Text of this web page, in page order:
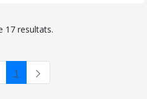
17 resultats.
Pàgina
1